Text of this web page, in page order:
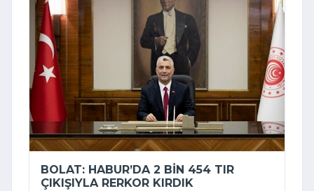
BOLAT: HABUR’DA 2 BIN 454 TIR
ÇIKIŞIYLA RERKOR KIRDIK